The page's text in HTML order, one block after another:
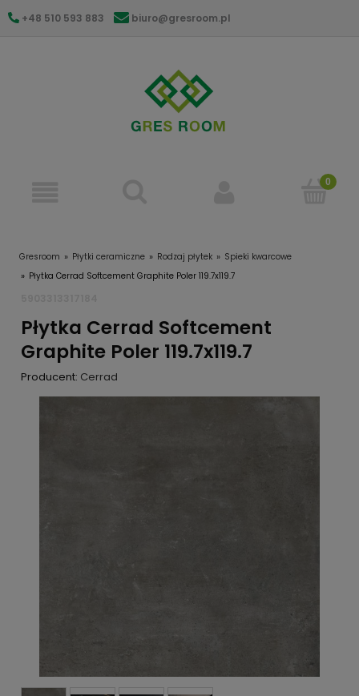
+48 510 593 883 biuro@gresroom.pl
Gresroom Płytki ceramiczne Rodzaj płytek
Spieki kwarcowe
Płytka Cerrad Softcement Graphite Poler 119.7x119.7
Płytka Cerrad Softcement
Graphite Poler 119.7x119.7
Producent: Cerrad